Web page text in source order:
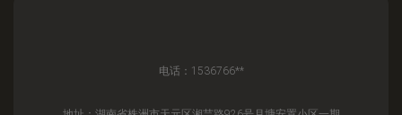
电话：1536766**